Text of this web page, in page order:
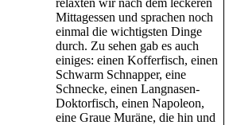
Mittagessen und sprachen noch
einmal die wichtigsten Dinge
durch. Zu sehen gab es auch
einiges: einen Kofferfisch, einen
Schwarm Schnapper, eine
Schnecke, einen Langnasen-
Doktorfisch, einen Napoleon,
eine Graue Muräne, die hin und